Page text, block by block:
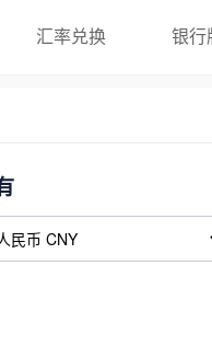
汇率兑换 银行